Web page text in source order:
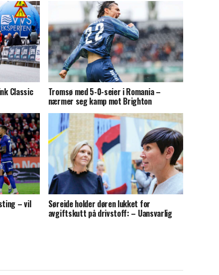
Classic Tromsø med 5-0-seier i Romania –
nærmer seg kamp mot Brighton
– vil Søreide holder døren lukket for
avgiftskutt på drivstoff: – Uansvarlig